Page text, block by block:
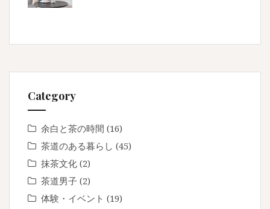
Category
余白と茶の時間 (16)
茶道のある暮らし (45)
抹茶文化 (2)
茶道男子 (2)
体験・イベント (19)